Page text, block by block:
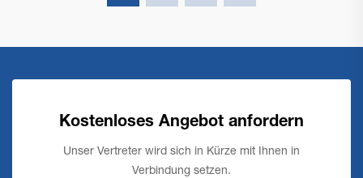
Kostenloses Angebot anfordern
Unser Vertreter wird sich in Kürze mit Ihnen in
Verbindung setzen.